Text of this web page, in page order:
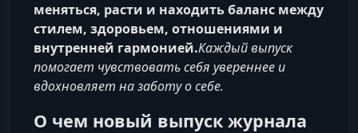
меняться, расти и находить баланс между
стилем, здоровьем, отношениями и
внутренней гармонией.Каждый выпуск
помогает чувствовать себя увереннее и
вдохновляет на заботу о себе.
О чем новый выпуск журнала